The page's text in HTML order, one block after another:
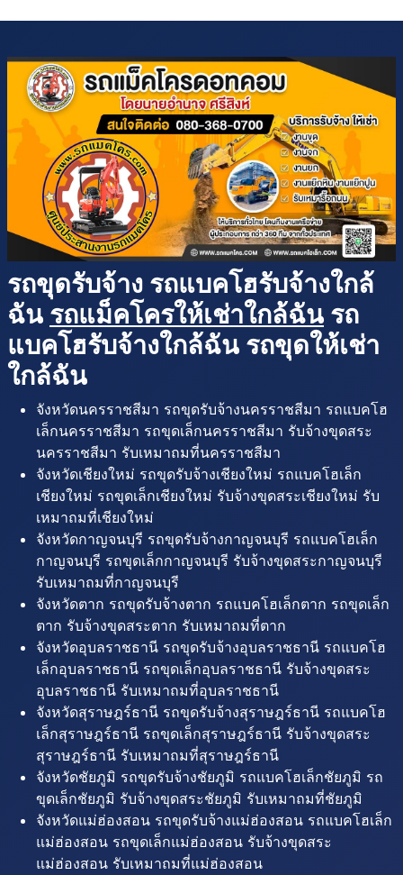
รถขุดรับจ้าง รถแบคโฮรับจ้างใกล้
ฉัน รถแม็คโครให้เช่าใกล้ฉัน รถ
แบคโฮรับจ้างใกล้ฉัน รถขุดให้เช่า
ใกล้ฉัน
จังหวัดนครราชสีมา รถขุดรับจ้างนครราชสีมา รถแบคโฮ
เล็กนครราชสีมา รถขุดเล็กนครราชสีมา รับจ้างขุดสระ
นครราชสีมา รับเหมาถมที่นครราชสีมา
จังหวัดเชียงใหม่ รถขุดรับจ้างเชียงใหม่ รถแบคโฮเล็ก
เชียงใหม่ รถขุดเล็กเชียงใหม่ รับจ้างขุดสระเชียงใหม่ รับ
เหมาถมที่เชียงใหม่
จังหวัดกาญจนบุรี รถขุดรับจ้างกาญจนบุรี รถแบคโฮเล็ก
กาญจนบุรี รถขุดเล็กกาญจนบุรี รับจ้างขุดสระกาญจนบุรี
รับเหมาถมที่กาญจนบุรี
จังหวัดตาก รถขุดรับจ้างตาก รถแบคโฮเล็กตาก รถขุดเล็ก
ตาก รับจ้างขุดสระตาก รับเหมาถมที่ตาก
จังหวัดอุบลราชธานี รถขุดรับจ้างอุบลราชธานี รถแบคโฮ
เล็กอุบลราชธานี รถขุดเล็กอุบลราชธานี รับจ้างขุดสระ
อุบลราชธานี รับเหมาถมที่อุบลราชธานี
จังหวัดสุราษฎร์ธานี รถขุดรับจ้างสุราษฎร์ธานี รถแบคโฮ
เล็กสุราษฎร์ธานี รถขุดเล็กสุราษฎร์ธานี รับจ้างขุดสระ
สุราษฎร์ธานี รับเหมาถมที่สุราษฎร์ธานี
จังหวัดชัยภูมิ รถขุดรับจ้างชัยภูมิ รถแบคโฮเล็กชัยภูมิ รถ
ขุดเล็กชัยภูมิ รับจ้างขุดสระชัยภูมิ รับเหมาถมที่ชัยภูมิ
จังหวัดแม่ฮ่องสอน รถขุดรับจ้างแม่ฮ่องสอน รถแบคโฮเล็ก
แม่ฮ่องสอน รถขุดเล็กแม่ฮ่องสอน รับจ้างขุดสระ
แม่ฮ่องสอน รับเหมาถมที่แม่ฮ่องสอน